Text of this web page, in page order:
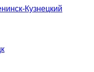
Кузнецкий